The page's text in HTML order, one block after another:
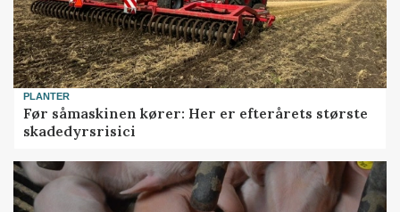
PLANTER
Før såmaskinen kører: Her er efterårets største
skadedyrsrisici